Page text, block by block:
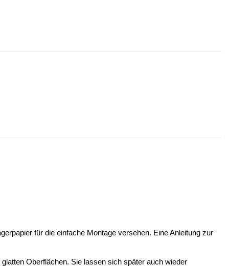
für die einfache Montage versehen. Eine Anleitung zur
Oberflächen. Sie lassen sich später auch wieder